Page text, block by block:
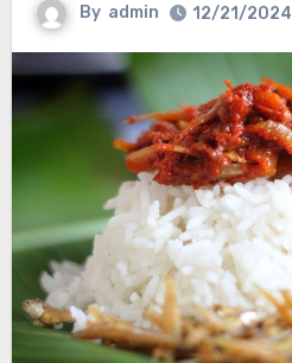
By admin 12/21/2024